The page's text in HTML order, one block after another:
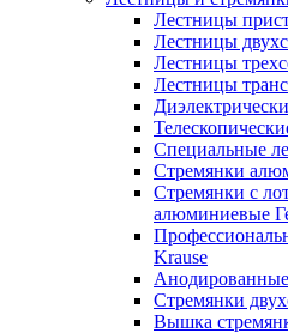
Лестницы
Лестницы
Лестницы
Лестницы
Специальные
Стремянки
Стремянки c
алюминиевые
Krause
Стремянки
Вышка